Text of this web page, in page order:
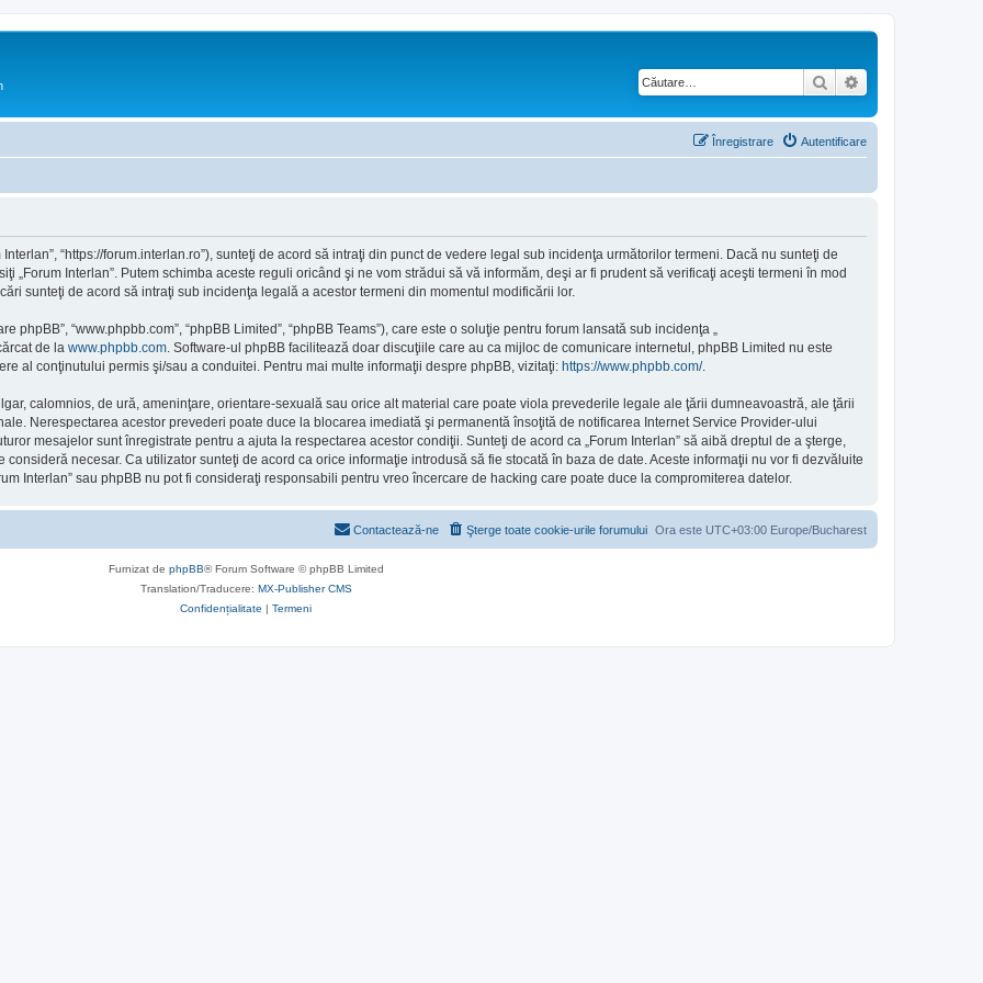
Căutare
Autentificare
Înregistrare
Interlan”, “https://forum.interlan.ro”), sunteţi de acord să intraţi din punct de vedere legal sub incidenţa următorilor termeni. Dacă nu sunteţi de
„Forum Interlan”. Putem schimba aceste reguli oricând şi ne vom strădui să vă informăm, deşi ar fi prudent să verificaţi aceşti termeni în mod
sunteţi de acord să intraţi sub incidenţa legală a acestor termeni din momentul modificării lor.
phpBB”, “www.phpbb.com”, “phpBB Limited”, “phpBB Teams”), care este o soluţie pentru forum lansată sub incidenţa „
de la www.phpbb.com . Software-ul phpBB facilitează doar discuţiile care au ca mijloc de comunicare internetul, phpBB Limited nu este
al conţinutului permis şi/sau a conduitei. Pentru mai multe informaţii despre phpBB, vizitaţi: https://www.phpbb.com/.
calomnios, de ură, ameninţare, orientare-sexuală sau orice alt material care poate viola prevederile legale ale ţării dumneavoastră, ale ţării
Nerespectarea acestor prevederi poate duce la blocarea imediată şi permanentă însoţită de notificarea Internet Service Provider-ului
mesajelor sunt înregistrate pentru a ajuta la respectarea acestor condiţii. Sunteţi de acord ca „Forum Interlan” să aibă dreptul de a şterge,
necesar. Ca utilizator sunteţi de acord ca orice informaţie introdusă să fie stocată în baza de date. Aceste informaţii nu vor fi dezvăluite
Interlan” sau phpBB nu pot fi consideraţi responsabili pentru vreo încercare de hacking care poate duce la compromiterea datelor.
Ora este UTC+03:00 Europe/Bucharest
Şterge toate cookie-urile forumului
Contactează-ne
Furnizat de phpBB® Forum Software © phpBB Limited
Translation/Traducere: MX-Publisher CMS
Confidențialitate | Termeni